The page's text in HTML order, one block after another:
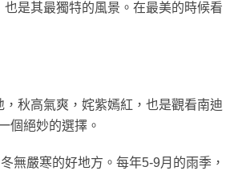
是其最獨特的風景。在最美的時候看
秋高氣爽，姹紫嫣紅，也是觀看南迪
個絕妙的選擇。
嚴寒的好地方。每年5-9月的雨季，